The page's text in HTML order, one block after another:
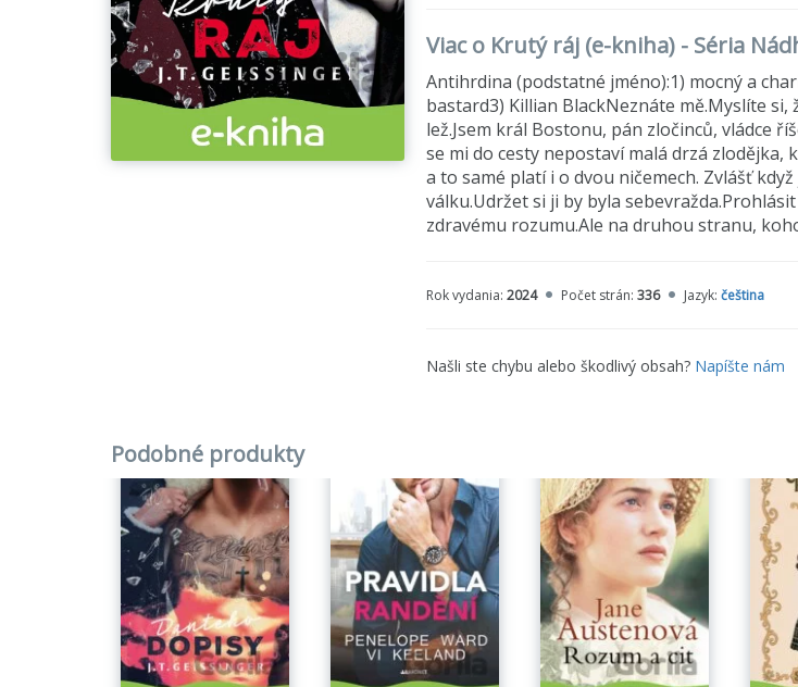
Viac o Krutý ráj (e-kniha) - Séria
Antihrdina (podstatné jméno):1) mocný a
bastard3) Killian BlackNeznáte mě.Myslíte si,
lež.Jsem král Bostonu, pán zločinců, vládce
se mi do cesty nepostaví malá drzá
a to samé platí i o dvou ničemech. Zvlášť
válku.Udržet si ji by byla
zdravému rozumu.Ale na druhou stranu,
Rok vydania: 2024 Počet strán: 336 Jazyk: čeština
Našli ste chybu alebo škodlivý obsah? Napíšte nám
Podobné produkty